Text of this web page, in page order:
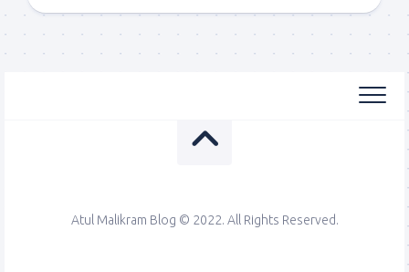
Atul Malikram Blog © 2022. All Rights Reserved.